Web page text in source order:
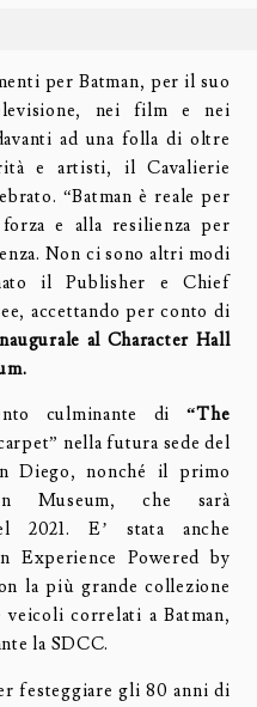
per Batman, per il suo
nei film e nei
ad una folla di oltre
e artisti, il Cavalierie
“Batman è reale per
e alla resilienza per
Non ci sono altri modi
il Publisher e Chief
accettando per conto di
al Character Hall
culminante di “The
nella futura sede del
Diego, nonché il primo
Museum, che sarà
2021. E’ stata anche
Experience Powered by
la più grande collezione
correlati a Batman,
la SDCC.
festeggiare gli 80 anni di